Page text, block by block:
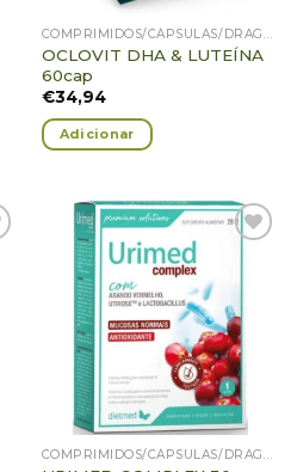
COMPRIMIDOS/CÁPSULAS/DRAGEIAS/PASTILHAS/GOMAS
OCLOVIT DHA & LUTEÍNA
60cap
€34,94
Adicionar
Favoritos
COMPRIMIDOS/CÁPSULAS/DRAGEIAS/PASTILHAS/GOMAS